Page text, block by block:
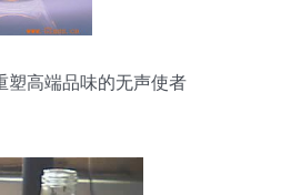
塑高端品味的无声使者